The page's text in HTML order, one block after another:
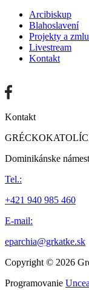
Arcibiskup
Blahoslavení
Projekty a
Livestream
Kontakt
Kontakt
Dominikánske
Tel.:
+421 940 985 460
E-mail:
eparchia@grkatke.sk
Copyright © 2026
Programovanie